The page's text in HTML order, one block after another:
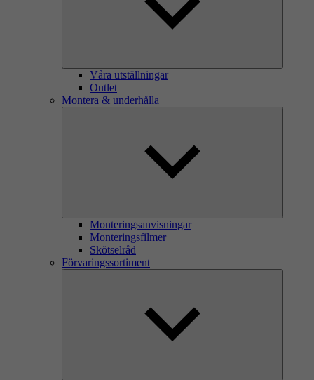
Våra utställningar
Outlet
Montera & underhålla
Monteringsanvisningar
Monteringsfilmer
Skötselråd
Förvaringssortiment